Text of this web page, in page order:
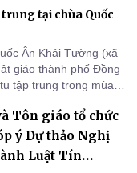
tại chùa Quốc
Ân Khải Tường (xã
giáo thành phố Đồng
tập trung trong mùa
Ân Khải Tường.
Tôn giáo tổ chức
ý Dự thảo Nghị
Luật Tín